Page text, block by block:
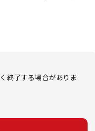
終了する場合がありま